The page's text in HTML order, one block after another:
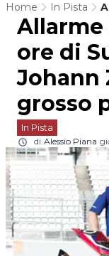
Home In Pista
Allarme
ore di
Johann
grosso
In Pista
di Alessio Piana